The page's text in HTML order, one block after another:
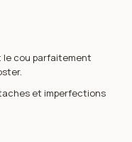
le cou parfaitement
et imperfections